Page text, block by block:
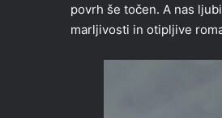
povrh še točen. A nas
marljivosti in otipljive